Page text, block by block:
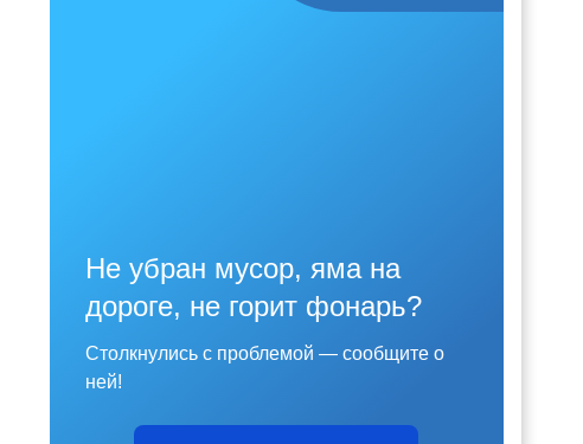
Не убран мусор, яма на
дороге, не горит фонарь?
Столкнулись с проблемой — сообщите о
ней!